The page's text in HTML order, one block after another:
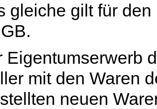
gleiche gilt für
Eigentumserwerb
mit den Waren
neuen